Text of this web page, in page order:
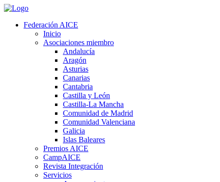
Federación AICE
Inicio
Asociaciones miembro
Andalucía
Aragón
Asturias
Canarias
Cantabria
Castilla y León
Castilla-La Mancha
Comunidad de Madrid
Comunidad Valenciana
Galicia
Islas Baleares
Premios AICE
CampAICE
Revista Integración
Servicios